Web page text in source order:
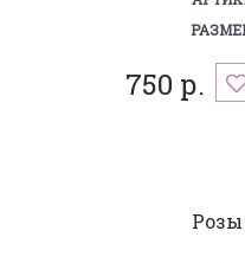
750 р.